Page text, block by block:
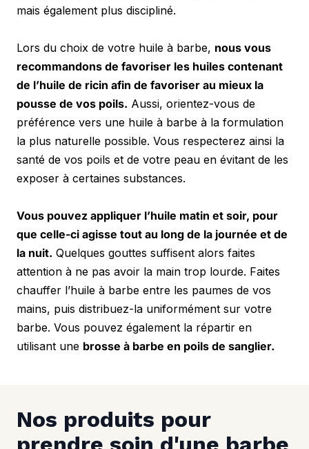
mais également plus discipliné.
Lors du choix de votre huile à barbe, nous vous
recommandons de favoriser les huiles contenant
de l’huile de ricin afin de favoriser au mieux la
pousse de vos poils. Aussi, orientez-vous de
préférence vers une huile à barbe à la formulation
la plus naturelle possible. Vous respecterez ainsi la
santé de vos poils et de votre peau en évitant de les
exposer à certaines substances.
Vous pouvez appliquer l’huile matin et soir, pour
que celle-ci agisse tout au long de la journée et de
la nuit. Quelques gouttes suffisent alors faites
attention à ne pas avoir la main trop lourde. Faites
chauffer l’huile à barbe entre les paumes de vos
mains, puis distribuez-la uniformément sur votre
barbe. Vous pouvez également la répartir en
utilisant une brosse à barbe en poils de sanglier.
Nos produits pour